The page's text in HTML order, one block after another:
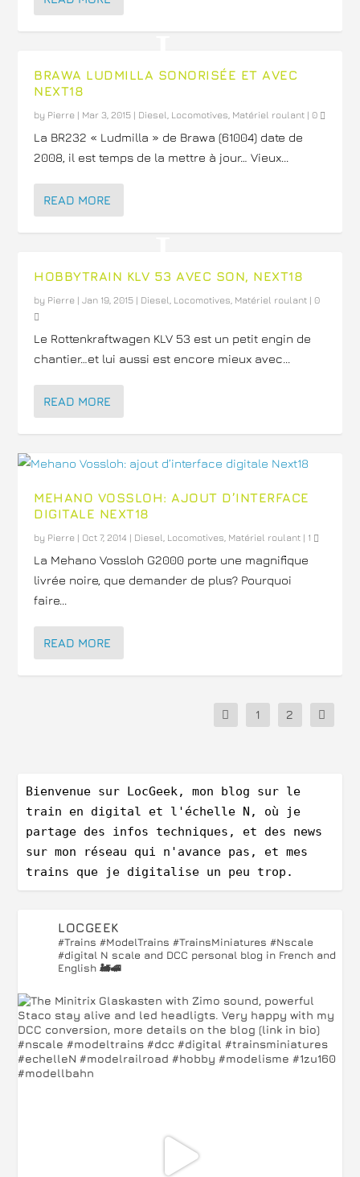
BRAWA LUDMILLA SONORISÉE ET AVEC
NEXT18
by Pierre | Mar 3, 2015 | Diesel, Locomotives, Matériel roulant |0
La BR232 « Ludmilla » de Brawa (61004) date de
2008, il est temps de la mettre à jour… Vieux...
READ MORE
HOBBYTRAIN KLV 53 AVEC SON, NEXT18
by Pierre |Jan 19, 2015 | Diesel, Locomotives, Matériel roulant |0
Le Rottenkraftwagen KLV 53 est un petit engin de
chantier…et lui aussi est encore mieux avec...
READ MORE
MEHANO VOSSLOH: AJOUT D’INTERFACE
DIGITALE NEXT18
by Pierre | Oct 7, 2014 | Diesel, Locomotives, Matériel roulant | 1
La Mehano Vossloh G2000 porte une magnifique
livrée noire, que demander de plus? Pourquoi
faire...
READ MORE
1 2
Bienvenue sur LocGeek, mon blog sur le
train en digital et l'échelle N, où je
partage des infos techniques, et des news
sur mon réseau qui n'avance pas, et mes
trains que je digitalise un peu trop.
LOCGEEK
#Trains #ModelTrains #TrainsMiniatures #Nscale
#digital N scale and DCC personal blog in French and
English 🚂🚅